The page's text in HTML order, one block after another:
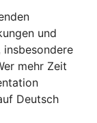
und
insbesondere
mehr Zeit
Deutsch